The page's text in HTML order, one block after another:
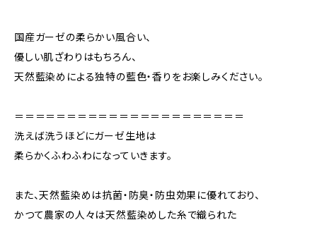
国産ガーゼの柔らかい風合い、
優しい肌ざわりはもちろん、
天然藍染めによる独特の藍色・香りをお楽しみください。
＝＝＝＝＝＝＝＝＝＝＝＝＝＝＝＝＝＝＝＝＝＝
洗えば洗うほどにガーゼ生地は
柔らかくふわふわになっていきます。
また、天然藍染めは抗菌・防臭・防虫効果に優れており、
かつて農家の人々は天然藍染めした糸で織られた